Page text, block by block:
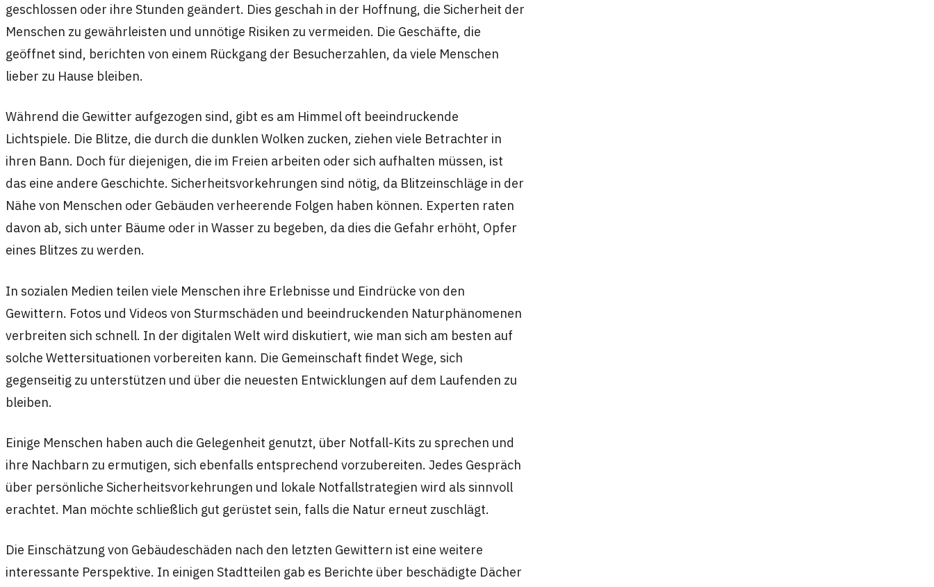
geschlossen oder ihre Stunden geändert. Dies geschah in der Hoffnung, die Sicherheit der
Menschen zu gewährleisten und unnötige Risiken zu vermeiden. Die Geschäfte, die
geöffnet sind, berichten von einem Rückgang der Besucherzahlen, da viele Menschen
lieber zu Hause bleiben.
Während die Gewitter aufgezogen sind, gibt es am Himmel oft beeindruckende
Lichtspiele. Die Blitze, die durch die dunklen Wolken zucken, ziehen viele Betrachter in
ihren Bann. Doch für diejenigen, die im Freien arbeiten oder sich aufhalten müssen, ist
das eine andere Geschichte. Sicherheitsvorkehrungen sind nötig, da Blitzeinschläge in der
Nähe von Menschen oder Gebäuden verheerende Folgen haben können. Experten raten
davon ab, sich unter Bäume oder in Wasser zu begeben, da dies die Gefahr erhöht, Opfer
eines Blitzes zu werden.
In sozialen Medien teilen viele Menschen ihre Erlebnisse und Eindrücke von den
Gewittern. Fotos und Videos von Sturmschäden und beeindruckenden Naturphänomenen
verbreiten sich schnell. In der digitalen Welt wird diskutiert, wie man sich am besten auf
solche Wettersituationen vorbereiten kann. Die Gemeinschaft findet Wege, sich
gegenseitig zu unterstützen und über die neuesten Entwicklungen auf dem Laufenden zu
bleiben.
Einige Menschen haben auch die Gelegenheit genutzt, über Notfall-Kits zu sprechen und
ihre Nachbarn zu ermutigen, sich ebenfalls entsprechend vorzubereiten. Jedes Gespräch
über persönliche Sicherheitsvorkehrungen und lokale Notfallstrategien wird als sinnvoll
erachtet. Man möchte schließlich gut gerüstet sein, falls die Natur erneut zuschlägt.
Die Einschätzung von Gebäudeschäden nach den letzten Gewittern ist eine weitere
interessante Perspektive. In einigen Stadtteilen gab es Berichte über beschädigte Dächer